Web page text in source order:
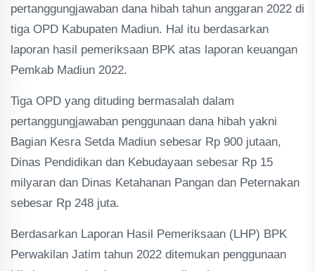
pertanggungjawaban dana hibah tahun anggaran 2022 di
tiga OPD Kabupaten Madiun. Hal itu berdasarkan
laporan hasil pemeriksaan BPK atas laporan keuangan
Pemkab Madiun 2022.
Tiga OPD yang dituding bermasalah dalam
pertanggungjawaban penggunaan dana hibah yakni
Bagian Kesra Setda Madiun sebesar Rp 900 jutaan,
Dinas Pendidikan dan Kebudayaan sebesar Rp 15
milyaran dan Dinas Ketahanan Pangan dan Peternakan
sebesar Rp 248 juta.
Berdasarkan Laporan Hasil Pemeriksaan (LHP) BPK
Perwakilan Jatim tahun 2022 ditemukan penggunaan